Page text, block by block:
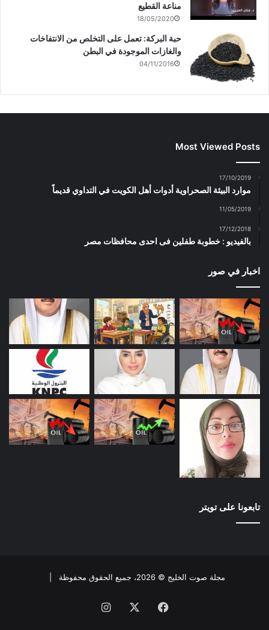
مناعة القطيع
18/05/2020
حبة البركة: تعمل على التخلص من الانتفاخات
والغازات الموجودة في البطن
04/11/2016
Most Viewed Posts
17/10/2019
موارد البيئة الصحراوية أدوات أهل الكويت في التداوي قديماً
11/05/2019
17/12/2018
بالفيديو : خطوبة طفلين فى احدى محافظات مصر
اخبار في صور
تابعونا على تويتر
مجلة صوت الخليج © 2026، جميع الحقوق محفوظة |
فيسبوك انستقرام